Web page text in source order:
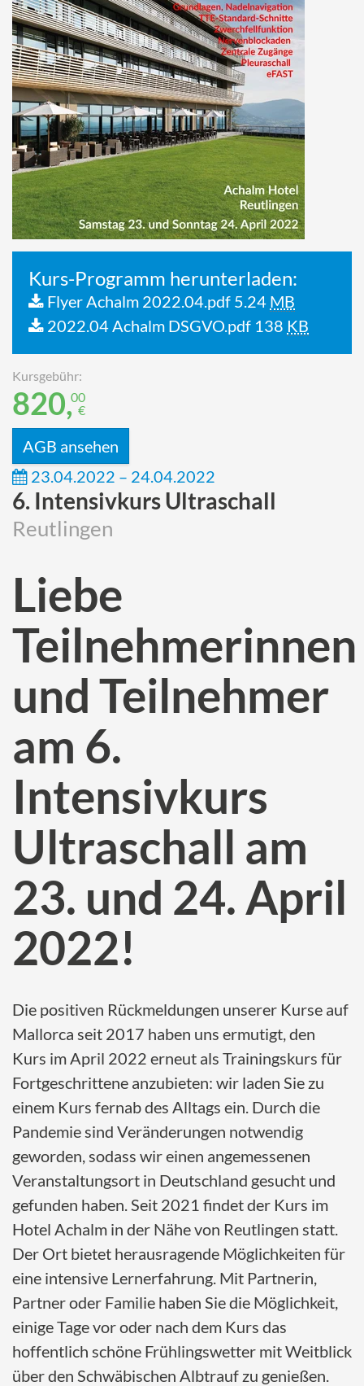
Kurs-Programm herunterladen:
Flyer Achalm 2022.04.pdf 5.24 MB
2022.04 Achalm DSGVO.pdf 138 KB
Kursgebühr:
820,00
€
AGB ansehen
23.04.2022 – 24.04.2022
6. Intensivkurs Ultraschall
Reutlingen
Liebe
Teilnehmerinnen
und Teilnehmer
am 6.
Intensivkurs
Ultraschall am
23. und 24. April
2022!
Die positiven Rückmeldungen unserer Kurse auf
Mallorca seit 2017 haben uns ermutigt, den
Kurs im April 2022 erneut als Trainingskurs für
Fortgeschrittene anzubieten: wir laden Sie zu
einem Kurs fernab des Alltags ein. Durch die
Pandemie sind Veränderungen notwendig
geworden, sodass wir einen angemessenen
Veranstaltungsort in Deutschland gesucht und
gefunden haben. Seit 2021 findet der Kurs im
Hotel Achalm in der Nähe von Reutlingen statt.
Der Ort bietet herausragende Möglichkeiten für
eine intensive Lernerfahrung. Mit Partnerin,
Partner oder Familie haben Sie die Möglichkeit,
einige Tage vor oder nach dem Kurs das
hoffentlich schöne Frühlingswetter mit Weitblick
über den Schwäbischen Albtrauf zu genießen.